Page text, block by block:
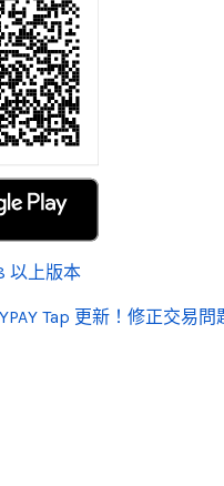
以上版本
Tap 更新！修正交易問